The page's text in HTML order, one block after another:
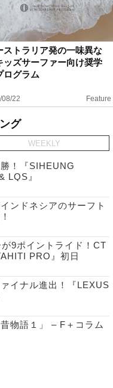
ストラリア発の一味異な
ッズサーファー向け奨学
ログラム
08/22 Feature
グ
WEEKLY
！『SIHEUNG
LQS』
ンドネシアのサーフト
9ポイントライド！CT
PRO』初日
イナル進出！『LEXUS
物語１」 – F＋コラム